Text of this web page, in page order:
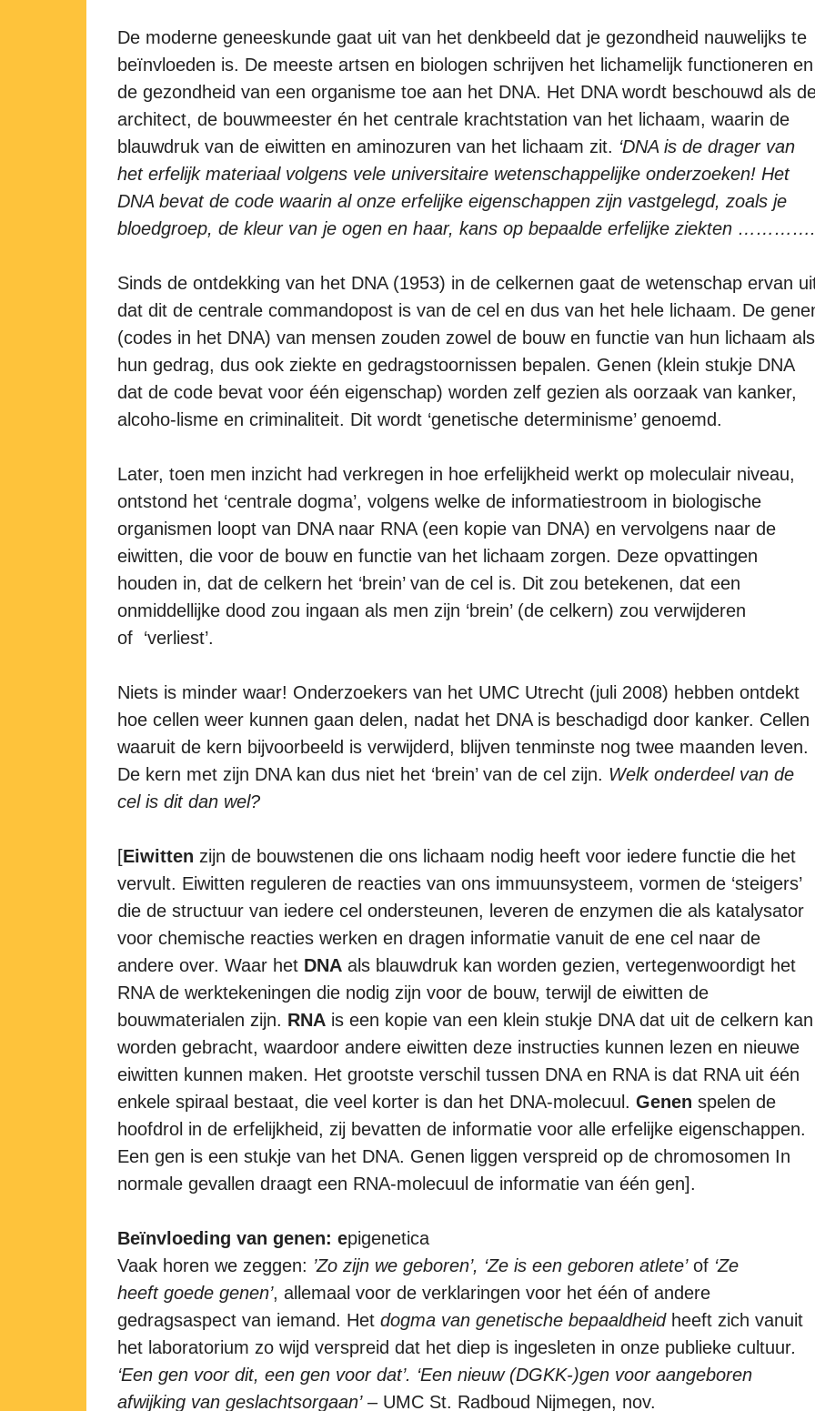
De moderne geneeskunde gaat uit van het denkbeeld dat je gezondheid nauwelijks te
beïnvloeden is. De meeste artsen en biologen schrijven het lichamelijk functioneren en
de gezondheid van een organisme toe aan het DNA. Het DNA wordt beschouwd als
architect, de bouwmeester én het centrale krachtstation van het lichaam, waarin de
blauwdruk van de eiwitten en aminozuren van het lichaam zit. ‘DNA is de drager van
het erfelijk materiaal volgens vele universitaire wetenschappelijke onderzoeken! Het
DNA bevat de code waarin al onze erfelijke eigenschappen zijn vastgelegd, zoals je
bloedgroep, de kleur van je ogen en haar, kans op bepaalde erfelijke ziekten
Sinds de ontdekking van het DNA (1953) in de celkernen gaat de wetenschap ervan
dat dit de centrale commandopost is van de cel en dus van het hele lichaam. De
(codes in het DNA) van mensen zouden zowel de bouw en functie van hun lichaam als
hun gedrag, dus ook ziekte en gedragstoornissen bepalen. Genen (klein stukje DNA
dat de code bevat voor één eigenschap) worden zelf gezien als oorzaak van kanker,
alcoho-lisme en criminaliteit. Dit wordt ‘genetische determinisme’ genoemd.
Later, toen men inzicht had verkregen in hoe erfelijkheid werkt op moleculair niveau,
ontstond het ‘centrale dogma’, volgens welke de informatiestroom in biologische
organismen loopt van DNA naar RNA (een kopie van DNA) en vervolgens naar de
eiwitten, die voor de bouw en functie van het lichaam zorgen. Deze opvattingen
houden in, dat de celkern het ‘brein’ van de cel is. Dit zou betekenen, dat een
onmiddellijke dood zou ingaan als men zijn ‘brein’ (de celkern) zou verwijderen
of ‘verliest’.
Niets is minder waar! Onderzoekers van het UMC Utrecht (juli 2008) hebben ontdekt
hoe cellen weer kunnen gaan delen, nadat het DNA is beschadigd door kanker. Cellen
waaruit de kern bijvoorbeeld is verwijderd, blijven tenminste nog twee maanden leven.
De kern met zijn DNA kan dus niet het ‘brein’ van de cel zijn. Welk onderdeel van de
cel is dit dan wel?
[Eiwitten zijn de bouwstenen die ons lichaam nodig heeft voor iedere functie die het
vervult. Eiwitten reguleren de reacties van ons immuunsysteem, vormen de ‘steigers’
die de structuur van iedere cel ondersteunen, leveren de enzymen die als katalysator
voor chemische reacties werken en dragen informatie vanuit de ene cel naar de
andere over. Waar het DNA als blauwdruk kan worden gezien, vertegenwoordigt het
RNA de werktekeningen die nodig zijn voor de bouw, terwijl de eiwitten de
bouwmaterialen zijn. RNA is een kopie van een klein stukje DNA dat uit de celkern kan
worden gebracht, waardoor andere eiwitten deze instructies kunnen lezen en nieuwe
eiwitten kunnen maken. Het grootste verschil tussen DNA en RNA is dat RNA uit één
enkele spiraal bestaat, die veel korter is dan het DNA-molecuul. Genen spelen de
hoofdrol in de erfelijkheid, zij bevatten de informatie voor alle erfelijke eigenschappen.
Een gen is een stukje van het DNA. Genen liggen verspreid op de chromosomen In
normale gevallen draagt een RNA-molecuul de informatie van één gen].
Beïnvloeding van genen: epigenetica
Vaak horen we zeggen: ’Zo zijn we geboren’, ‘Ze is een geboren atlete’of ‘Ze
heeft goede genen’, allemaal voor de verklaringen voor het één of andere
gedragsaspect van iemand. Het dogma van genetische bepaaldheidheeft zich vanuit
het laboratorium zo wijd verspreid dat het diep is ingesleten in onze publieke cultuur.
‘Een gen voor dit, een gen voor dat’. ‘Een nieuw (DGKK-)gen voor aangeboren
afwijking van geslachtsorgaan’– UMC St. Radboud Nijmegen, nov.